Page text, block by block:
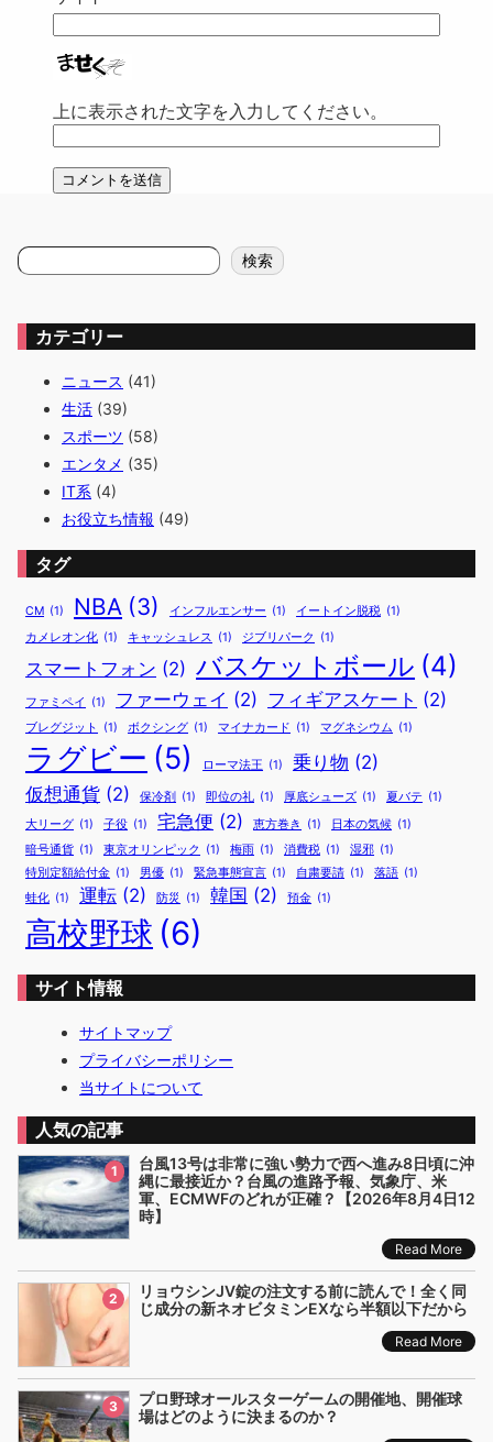
上に表示された文字を入力してください。
検
索
検索
カテゴリー
ニュース (41)
生活 (39)
スポーツ (58)
エンタメ (35)
IT系 (4)
お役立ち情報 (49)
タグ
CM (1) NBA (3) インフルエンサー (1) イートイン脱税 (1)
カメレオン化 (1) キャッシュレス (1) ジブリパーク (1)
スマートフォン (2) バスケットボール (4)
ファミペイ (1) ファーウェイ (2) フィギアスケート (2)
ブレグジット (1) ボクシング (1) マイナカード (1) マグネシウム (1)
ラグビー (5) ローマ法王 (1) 乗り物 (2)
仮想通貨 (2) 保冷剤 (1) 即位の礼 (1) 厚底シューズ (1) 夏バテ (1)
大リーグ (1) 子役 (1) 宅急便 (2) 恵方巻き (1) 日本の気候 (1)
暗号通貨 (1) 東京オリンピック (1) 梅雨 (1) 消費税 (1) 湿邪 (1)
特別定額給付金 (1) 男優 (1) 緊急事態宣言 (1) 自粛要請 (1) 落語 (1)
蛙化 (1) 運転 (2) 防災 (1) 韓国 (2) 預金 (1)
高校野球 (6)
サイト情報
サイトマップ
プライバシーポリシー
当サイトについて
人気の記事
1
台風13号は非常に強い勢力で西へ進み8日頃に沖
縄に最接近か？台風の進路予報、気象庁、米
軍、ECMWFのどれが正確？【2026年8月4日12
時】
Read More
2
リョウシンJV錠の注文する前に読んで！全く同
じ成分の新ネオビタミンEXなら半額以下だから
Read More
3
プロ野球オールスターゲームの開催地、開催球
場はどのように決まるのか？